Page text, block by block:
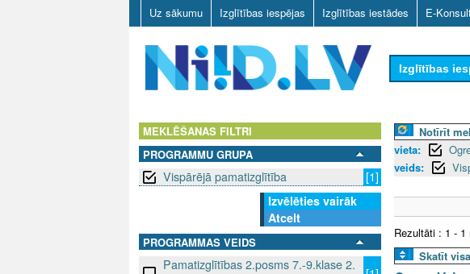
Uz sākumu Izglītības iespējas Izglītības iestādes E-
Izglītības
MEKLĒŠANAS FILTRI
PROGRAMMU GRUPA
Vispārējā pamatizglītība
[1]
Izvēlēties vairāk
Atcelt
PROGRAMMAS VEIDS
Pamatizglītības 2.posms 7.-9.klase 2.
Notīrīt
vieta:
veids:
Rezultāti : 1 - 1
Skatīt